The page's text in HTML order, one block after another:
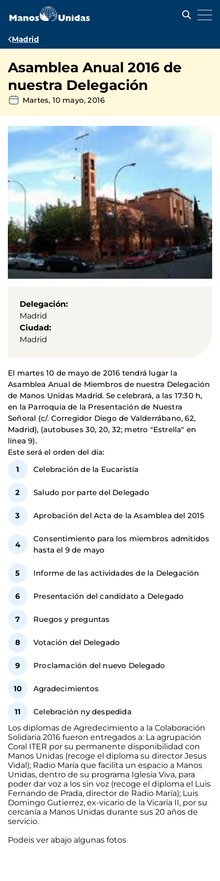
contenido
Ruta
navegación
Madrid
Asamblea Anual 2016 de
nuestra Delegación
Martes, 10 mayo, 2016
Delegación
Madrid
Ciudad
Madrid
El martes 10 de mayo de 2016 tendrá lugar la
Asamblea Anual de Miembros de nuestra Delegación
de Manos Unidas Madrid. Se celebrará, a las 17:30 h,
en la Parroquia de la Presentación de Nuestra
Señoral (c/. Corregidor Diego de Valderrábano, 62,
Madrid), (autobuses 30, 20, 32; metro "Estrella" en
línea 9).
Este será el orden del dia:
Celebración de la Eucaristía
Saludo por parte del Delegado
Aprobación del Acta de la Asamblea del 2015
Consentimiento para los miembros admitidos
hasta el 9 de mayo
Informe de las actividades de la Delegación
Presentación del candidato a Delegado
Ruegos y preguntas
Votación del Delegado
Proclamación del nuevo Delegado
Agradecimientos
Celebración ny despedida
Los diplomas de Agredecimiento a la Colaboración
Solidaria 2016 fueron entregados a: La agrupación
Coral ITER por su permanente disponibilidad con
Manos Unidas (recoge el diploma su director Jesus
Vidal); Radio María que facilita un espacio a Manos
Unidas, dentro de su programa Iglesia Viva, para
poder dar voz a los sin voz (recoge el diploma el Luis
Fernando de Prada, director de Radio María); Luis
Domingo Gutierrez, ex-vicario de la Vicaría II, por su
cercanía a Manos Unidas durante sus 20 años de
servicio.
Podeis ver abajo algunas fotos